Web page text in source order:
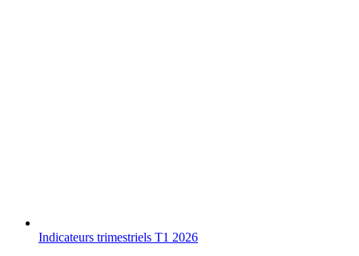
Indicateurs trimestriels T1 2026